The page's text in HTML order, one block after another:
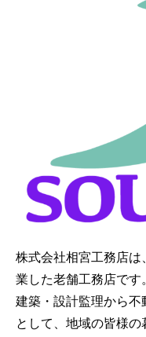
株式会社相宮工務店は
業した老舗工務店です
建築・設計監理から不
として、地域の皆様